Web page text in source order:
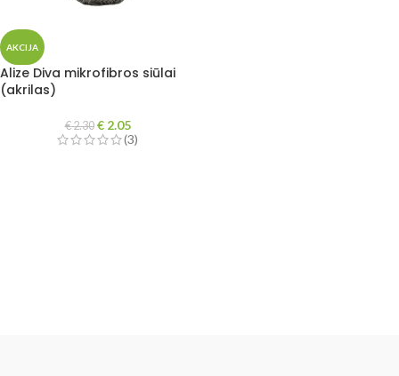
AKCIJA
Alize Diva mikrofibros siūlai
(akrilas)
€2.30 €2.05
(3)